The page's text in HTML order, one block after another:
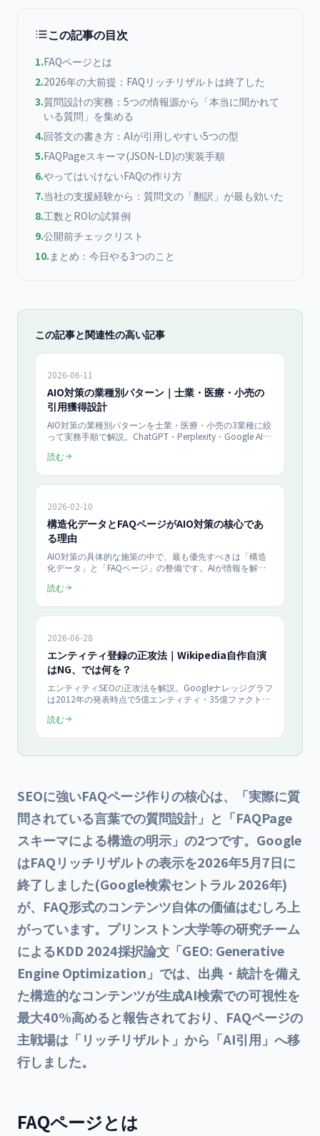
この記事の目次
1.FAQページとは
2.2026年の大前提：FAQリッチリザルトは終了した
3.質問設計の実務：5つの情報源から「本当に聞かれて
いる質問」を集める
4.回答文の書き方：AIが引用しやすい5つの型
5.FAQPageスキーマ(JSON-LD)の実装手順
6.やってはいけないFAQの作り方
7.当社の支援経験から：質問文の「翻訳」が最も効いた
8.工数とROIの試算例
9.公開前チェックリスト
10.まとめ：今日やる3つのこと
この記事と関連性の高い記事
2026-06-11
AIO対策の業種別パターン｜士業・医療・小売の
引用獲得設計
AIO対策の業種別パターンを士業・医療・小売の3業種に絞
って実務手順で解説。ChatGPT・Perplexity・Google AI
造化データ、E-E-A-Tの作り方を2026年最新で網羅。業種
読む
2026-02-10
構造化データとFAQページがAIO対策の核心であ
る理由
AIO対策の具体的な施策の中で、最も優先すべきは「構造
化データ」と「FAQページ」の整備です。AIが情報を解釈
す。
読む
2026-06-28
エンティティ登録の正攻法｜Wikipedia自作自演
はNG、では何を？
エンティティSEOの正攻法を解説。Googleナレッジグラフ
は2012年の発表時点で5億エンティティ・35億ファクト、
（Google公式ブログ）。Wikipedia自作自演がガイドライ
読む
SEOに強いFAQページ作りの核心は、「実際に質
問されている言葉での質問設計」と「FAQPage
スキーマによる構造の明示」の2つです。Google
はFAQリッチリザルトの表示を2026年5月7日に
終了しました(Google検索セントラル 2026年)
が、FAQ形式のコンテンツ自体の価値はむしろ上
がっています。プリンストン大学等の研究チーム
によるKDD 2024採択論文「GEO: Generative
Engine Optimization」では、出典・統計を備え
た構造的なコンテンツが生成AI検索での可視性を
最大40%高めると報告されており、FAQページの
主戦場は「リッチリザルト」から「AI引用」へ移
行しました。
FAQページとは